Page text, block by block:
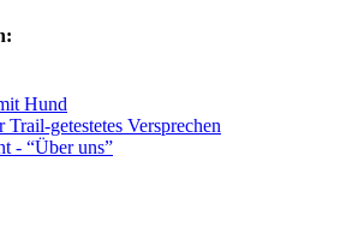
Hund
getestetes Versprechen
- “Über uns”